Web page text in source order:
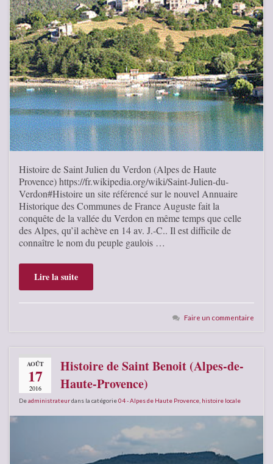
Histoire de Saint Julien du Verdon (Alpes de Haute
Provence) https://fr.wikipedia.org/wiki/Saint-Julien-du-
Verdon#Histoire un site référencé sur le nouvel Annuaire
Historique des Communes de France Auguste fait la
conquête de la vallée du Verdon en même temps que celle
des Alpes, qu’il achève en 14 av. J.-C.. Il est difficile de
connaître le nom du peuple gaulois …
Lire la suite
Faire un commentaire
AOÛT
17
2016
Histoire de Saint Benoit (Alpes-de-
Haute-Provence)
Deadministrateurdans la catégorie04 - Alpes de Haute Provence histoire locale